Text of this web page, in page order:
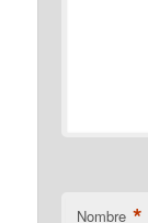
Nombre